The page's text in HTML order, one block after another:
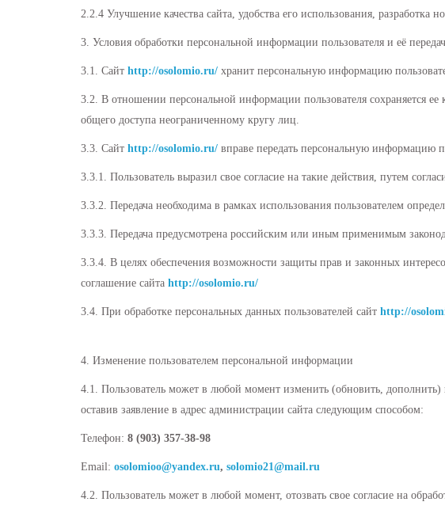
2.2.4 Улучшение качества сайта, удобства его использования, разработка
3. Условия обработки персональной информации пользователя и её
3.1. Сайт http://osolomio.ru/ хранит персональную информацию
3.2. В отношении персональной информации пользователя сохраняется
общего доступа неограниченному кругу лиц.
3.3. Сайт http://osolomio.ru/ вправе передать персональную информацию
3.3.1. Пользователь выразил свое согласие на такие действия, путем
3.3.2. Передача необходима в рамках использования пользователем
3.3.3. Передача предусмотрена российским или иным применимым
3.3.4. В целях обеспечения возможности защиты прав и законных
соглашение сайта http://osolomio.ru/
3.4. При обработке персональных данных пользователей сайт http://
4. Изменение пользователем персональной информации
4.1. Пользователь может в любой момент изменить (обновить,
оставив заявление в адрес администрации сайта следующим способом:
Телефон: 8 (903) 357-38-98
Email: osolomioo@yandex.ru, solomio21@mail.ru
4.2. Пользователь может в любой момент, отозвать свое согласие на